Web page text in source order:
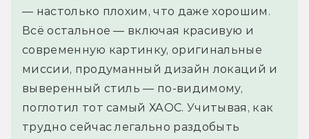
— настолько плохим, что даже хорошим.
Всё остальное — включая красивую и
современную картинку, оригинальные
миссии, продуманный дизайн локаций и
выверенный стиль — по-видимому,
поглотил тот самый ХАОС. Учитывая, как
трудно сейчас легально раздобыть